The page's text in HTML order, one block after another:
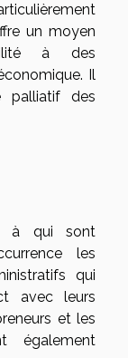
un moyen
à des
Il
palliatif des
à qui sont
les
qui
avec leurs
et les
également